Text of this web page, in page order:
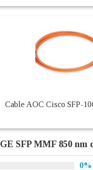
Cable AOC Cisco SFP-
SFP MMF 850 nm
0%